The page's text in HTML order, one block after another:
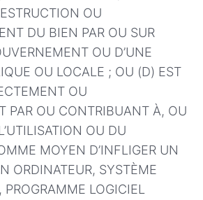
OU
DU BIEN PAR OU SUR
OU D’UNE
OU LOCALE ; OU (D) EST
OU
PAR OU CONTRIBUANT À, OU
OU DU
MOYEN D’INFLIGER UN
ORDINATEUR, SYSTÈME
PROGRAMME LOGICIEL